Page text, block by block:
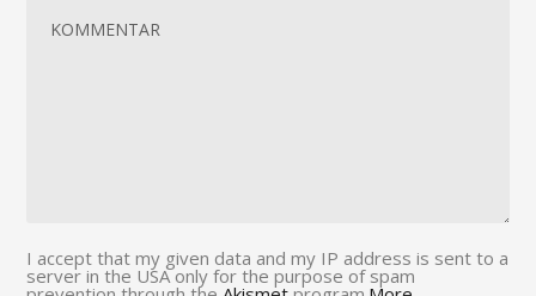
I accept that my given data and my IP address is sent to a
server in the USA only for the purpose of spam